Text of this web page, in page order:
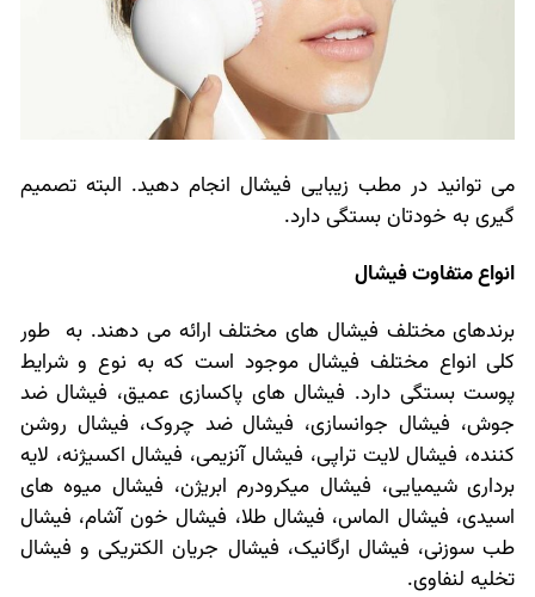
می توانید در مطب زیبایی فیشال انجام دهید. البته تصمیم
گیری به خودتان بستگی دارد.
انواع متفاوت فیشال
برندهای مختلف فیشال های مختلف ارائه می دهند. به طور
کلی انواع مختلف فیشال موجود است که به نوع و شرایط
پوست بستگی دارد. فیشال های پاکسازی عمیق، فیشال ضد
جوش، فیشال جوانسازی، فیشال ضد چروک، فیشال روشن
کننده، فیشال لایت تراپی، فیشال آنزیمی، فیشال اکسیژنه، لایه
برداری شیمیایی، فیشال میکرودرم ابریژن، فیشال میوه های
اسیدی، فیشال الماس، فیشال طلا، فیشال خون آشام، فیشال
طب سوزنی، فیشال ارگانیک، فیشال جریان الکتریکی و فیشال
تخلیه لنفاوی.